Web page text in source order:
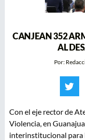
CANJEAN 352
AL
Por:
Con el eje rector de
Violencia, en
interinstitucional para